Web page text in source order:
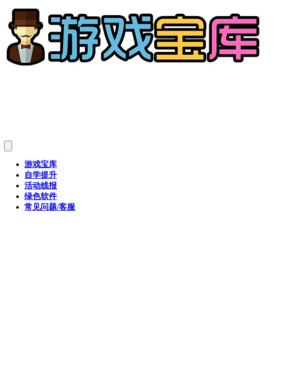
游戏宝库
自学提升
活动线报
绿色软件
常见问题/客服